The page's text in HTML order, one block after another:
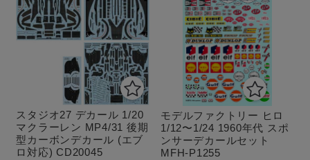
スタジオ27 デカール 1/20
マクラーレン MP4/31 後期
型カーボンデカール (エブ
ロ対応) CD20045
モデルファクトリー ヒロ
1/12〜1/24 1960年代 スポ
ンサーデカールセット
MFH-P1255